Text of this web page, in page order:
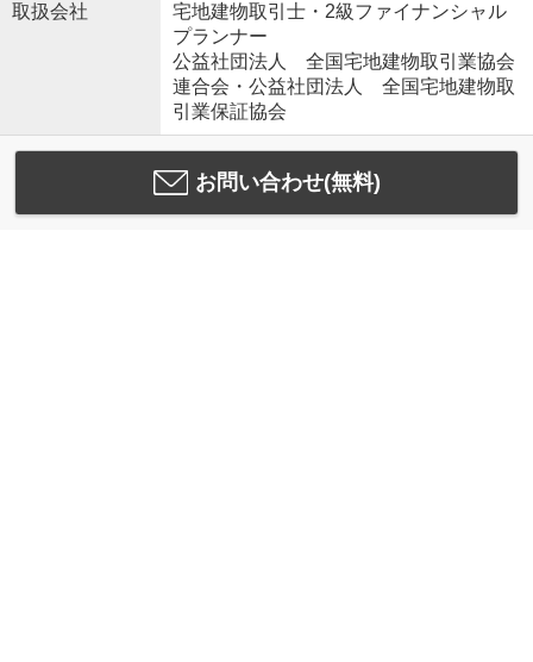
取扱会社
宅地建物取引士・2級ファイナンシャル
プランナー
公益社団法人 全国宅地建物取引業協会
連合会・公益社団法人 全国宅地建物取
引業保証協会
お問い合わせ(無料)